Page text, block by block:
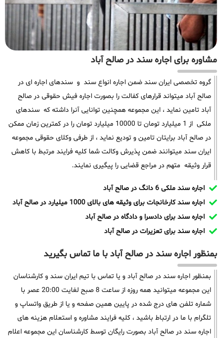
مشاوره برای اجاره سند در صالح آباد
گروه تخصصی ایران سند ضمن اجاره انواع سند و سندهای اجاره ای در
صالح آباد میتواند قرارهای کفالت را بصورت اجاره فیش حقوقی در صالح
آباد تامین نماید ، این مجموعه همچنین توانایی آنرا داشته که سندهای
ملکی از 1 میلیارد تومان تا 10000 میلیارد تومان را در کمترین زمان ممکن
در صالح آباد برایتان تامین و تودیع نماید ، از طرفی وکلای حقوقی مجموعه
ایران سند میتوانند ضمن پذیرش وکالت شما کلیه فرایند مرتبط با کاهش
قرار وثیقه متهم در مراجع قضایی را پیگیری نمایند.
اجاره سند ملکی 6 دانگ در صالح آباد
اجاره سند کارخانجات برای وثیقه های بالای 1000 میلیارد در صالح آباد
اجاره سند برای دادسرا و دادگاه در صالح آباد
اجاره سند برای تعزیرات در صالح آباد
بمنظور اجاره سند در صالح آباد با ما تماس بگیرید
بمنظور اجاره سند در صالح آباد و یا تماس با تیم ایران سند و کارشناسان
این مجموعه میتوانید همه روزه از ساعت 8 صبح لغایت 20:00 عصر با
شماره تلفن های درج شده در پایین همین صفحه و یا از طریق واتساپ و
تلگرام با ما در ارتباط باشید ، کلیه فرایند مشاوره و استعلام هزینه های
اجاره سند در صالح آباد بصورت رایگان توسط کارشناسان این مجموعه اعلام